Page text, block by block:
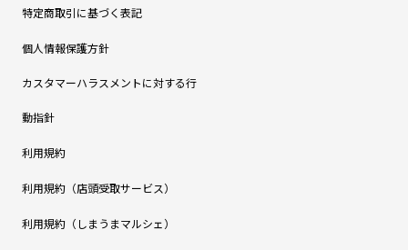
特定商取引に基づく表記
個人情報保護方針
カスタマーハラスメントに対する行
動指針
利用規約
利用規約（店頭受取サービス）
利用規約（しまうまマルシェ）